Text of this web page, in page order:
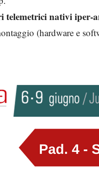
telemetrici nativi iper-
(hardware e